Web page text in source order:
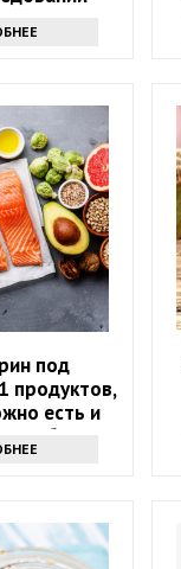
под
продуктов,
есть и
избегать